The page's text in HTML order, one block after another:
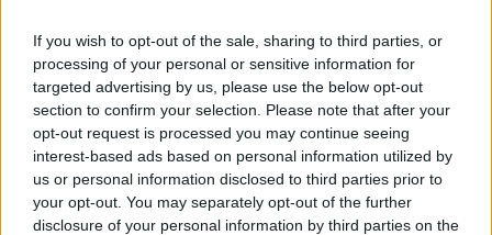
If you wish to opt-out of the sale, sharing to third parties, or
processing of your personal or sensitive information for
targeted advertising by us, please use the below opt-out
section to confirm your selection. Please note that after your
opt-out request is processed you may continue seeing
interest-based ads based on personal information utilized by
us or personal information disclosed to third parties prior to
your opt-out. You may separately opt-out of the further
disclosure of your personal information by third parties on the